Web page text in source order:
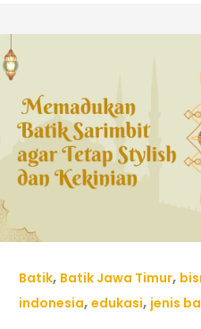
Batik, Batik Jawa Timur,
indonesia,edukasi, jenis
Batik
Sarimbit
agar
Tetap
Stylish